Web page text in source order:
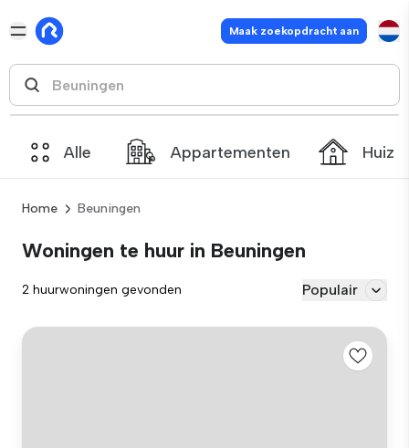
Maak zoekopdracht aan
Alle Appartementen
Home Beuningen
Woningen te huur in Beuningen
2 huurwoningen gevonden Populair